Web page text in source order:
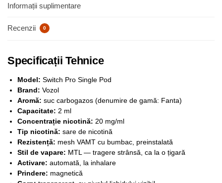
Informații suplimentare
Recenzii 0
Specificații Tehnice
Model: Switch Pro Single Pod
Brand: Vozol
Aromă: suc carbogazos (denumire de gamă: Fanta)
Capacitate: 2 ml
Concentrație nicotină: 20 mg/ml
Tip nicotină: sare de nicotină
Rezistență: mesh VAMT cu bumbac, preinstalată
Stil de vapare: MTL — tragere strânsă, ca la o țigară
Activare: automată, la inhalare
Prindere: magnetică